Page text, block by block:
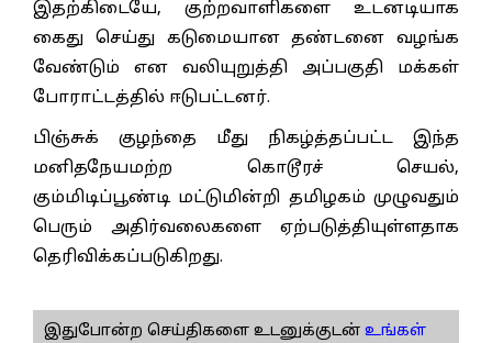
இதற்கிடையே, குற்றவாளிகளை உடனடியாக
கைது செய்து கடுமையான தண்டனை வழங்க
வேண்டும் என வலியுறுத்தி அப்பகுதி மக்கள்
போராட்டத்தில் ஈடுபட்டனர்.
பிஞ்சுக் குழந்தை மீது நிகழ்த்தப்பட்ட இந்த
மனிதநேயமற்ற கொடூரச் செயல்,
கும்மிடிப்பூண்டி மட்டுமின்றி தமிழகம் முழுவதும்
பெரும் அதிர்வலைகளை ஏற்படுத்தியுள்ளதாக
தெரிவிக்கப்படுகிறது.
இதுபோன்ற செய்திகளை உடனுக்குடன் உங்கள்